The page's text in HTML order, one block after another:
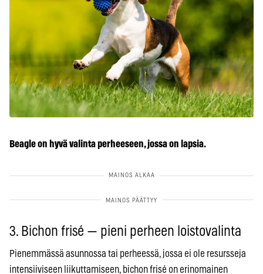
Beagle on hyvä valinta perheeseen, jossa on lapsia.
3. Bichon frisé — pieni perheen loistovalinta
Pienemmässä asunnossa tai perheessä, jossa ei ole resursseja
intensiiviseen liikuttamiseen, bichon frisé on erinomainen